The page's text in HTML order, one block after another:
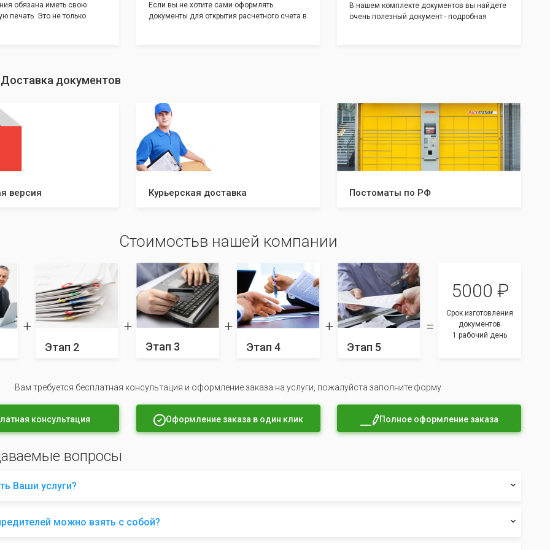
обязана иметь свою
печать. Это не только
из нашего каталога.
Если вы не хотите сами оформлять
документы для открытия расчетного счета в
В нашем комплекте документов вы найдете
очень полезный документ - подробная
случае отказа. С данной инструкцией вы
будете знать все шаги, что даст вам
уверенность в прохождении регистрации
вашей компании!
документов
версия Курьерская доставка Постоматы по РФ
Стоимостьв нашей компании
Этап 2 Этап 3 Этап 4 Этап 5
5000 ₽
Срок изготовления
документов
1 рабочий день
Вам требуется бесплатная консультация и оформление заказа на услуги, пожалуйста заполните форму
консультация Оформление заказа в один клик Полное оформление заказа
вопросы
Ваши услуги?
можно взять с собой?